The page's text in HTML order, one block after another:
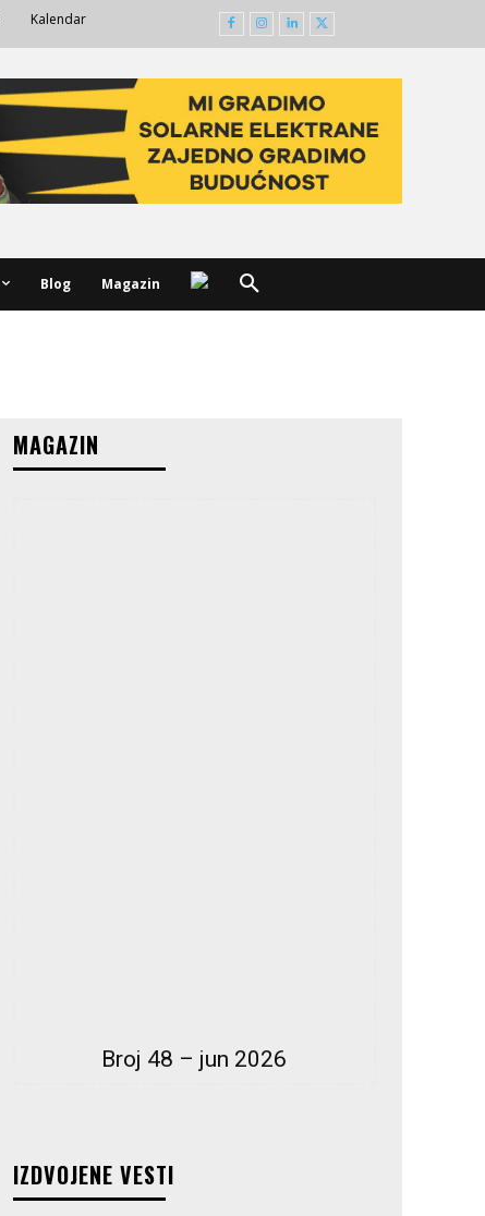
Kalendar
Blog Magazin
MAGAZIN
Broj 48 – jun 2026
IZDVOJENE VESTI